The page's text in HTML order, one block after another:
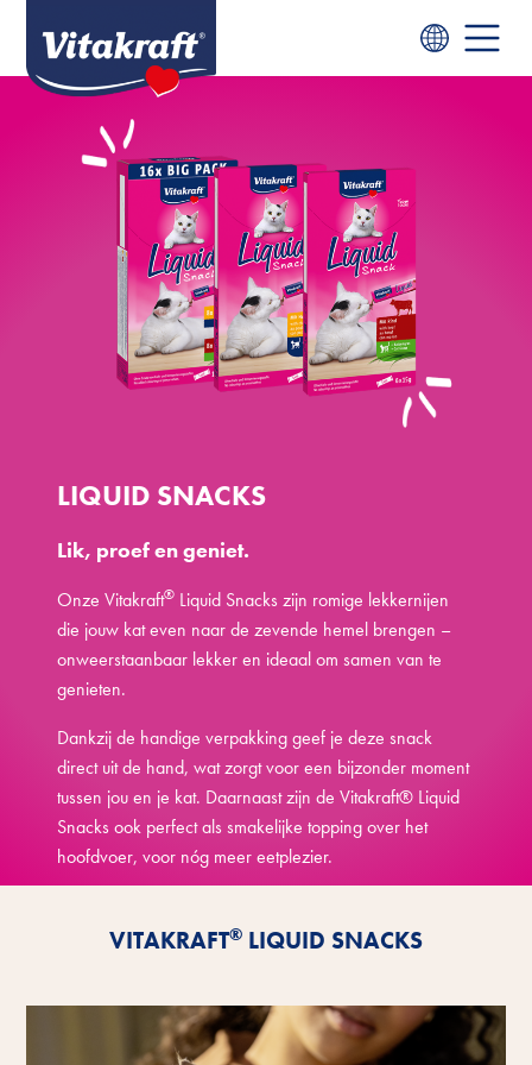
LIQUID SNACKS
Lik, proef en geniet.
Onze Vitakraft® Liquid Snacks zijn romige lekkernijen
die jouw kat even naar de zevende hemel brengen –
onweerstaanbaar lekker en ideaal om samen van te
genieten.
Dankzij de handige verpakking geef je deze snack
direct uit de hand, wat zorgt voor een bijzonder moment
tussen jou en je kat. Daarnaast zijn de Vitakraft® Liquid
Snacks ook perfect als smakelijke topping over het
hoofdvoer, voor nóg meer eetplezier.
VITAKRAFT® LIQUID SNACKS